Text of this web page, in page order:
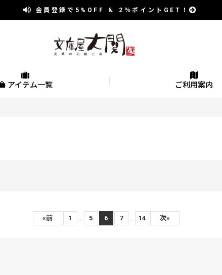
会員登録で 5%OFF ＆ 2％ポイントGET！
アイテム一覧 ご利用案内
«前 1 5 6 7 14 次»